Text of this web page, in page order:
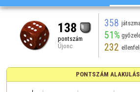
138
pontszám
Újonc
358 játszma
51%
232
PONTSZÁM